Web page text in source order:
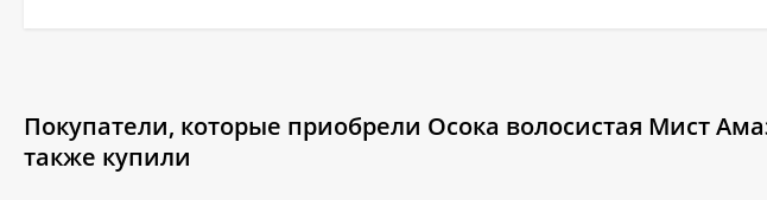
Покупатели, которые приобрели Осока волосистая Мист
также купили